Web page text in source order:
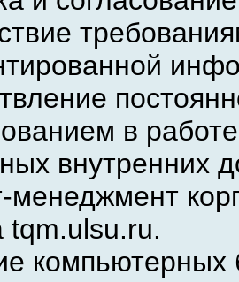
в
внутренних
менеджмент
tqm.ulsu.ru.
компьютерных